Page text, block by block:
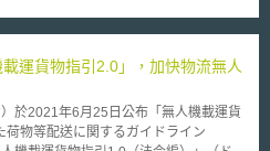
基因篩檢只能限於確保孩子的健康，不
給第三者，包括雇主和保險公司知道，
機構的看法；委員會將在年底向星國生
運貨物指引2.0」，加快物流無人
2021年6月25日公布「無人機載運貨
物等配送に関するガイドライン